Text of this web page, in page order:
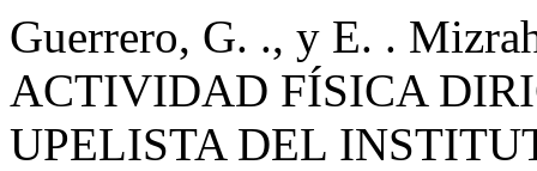
Guerrero, G. ., y E. .
ACTIVIDAD FÍSICA
UPELISTA DEL